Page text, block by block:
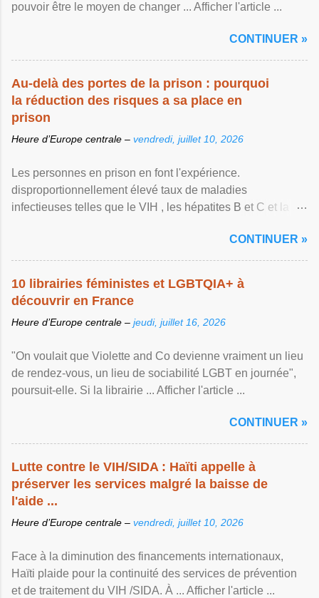
pouvoir être le moyen de changer ... Afficher l'article ...
CONTINUER »
Au-delà des portes de la prison : pourquoi
la réduction des risques a sa place en
prison
Heure d’Europe centrale – vendredi, juillet 10, 2026
Les personnes en prison en font l'expérience.
disproportionnellement élevé taux de maladies
infectieuses telles que le VIH , les hépatites B et C et la ...
CONTINUER »
10 librairies féministes et LGBTQIA+ à
découvrir en France
Heure d’Europe centrale – jeudi, juillet 16, 2026
"On voulait que Violette and Co devienne vraiment un lieu
de rendez-vous, un lieu de sociabilité LGBT en journée",
poursuit-elle. Si la librairie ... Afficher l'article ...
CONTINUER »
Lutte contre le VIH/SIDA : Haïti appelle à
préserver les services malgré la baisse de
l'aide ...
Heure d’Europe centrale – vendredi, juillet 10, 2026
Face à la diminution des financements internationaux,
Haïti plaide pour la continuité des services de prévention
et de traitement du VIH /SIDA. À ... Afficher l'article ...